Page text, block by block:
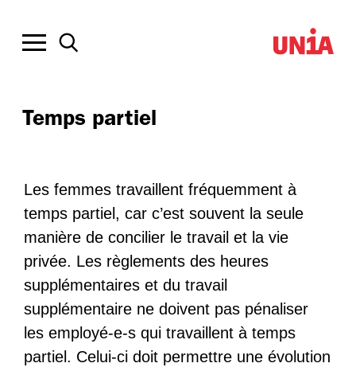
Temps partiel
Les femmes travaillent fréquemment à
temps partiel, car c’est souvent la seule
manière de concilier le travail et la vie
privée. Les règlements des heures
supplémentaires et du travail
supplémentaire ne doivent pas pénaliser
les employé-e-s qui travaillent à temps
partiel. Celui-ci doit permettre une évolution